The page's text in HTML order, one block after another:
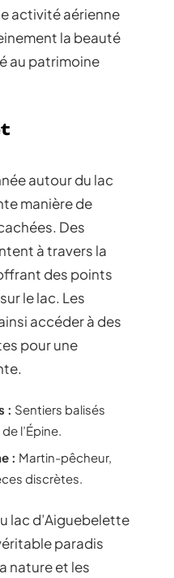
activité aérienne
la beauté
au patrimoine
autour du lac
manière de
Des
à travers la
des points
le lac. Les
accéder à des
pour une
: Sentiers balisés
l’Épine.
: Martin-pêcheur,
discrètes.
lac d’Aiguebelette
paradis
nature et les